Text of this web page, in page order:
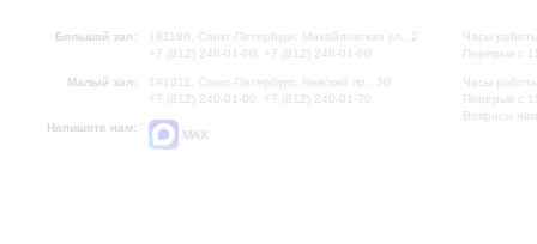
Большой зал:
191186, Санкт-Петербург, Михайловская ул., 2
+7 (812) 240-01-00, +7 (812) 240-01-80
Малый зал:
191011, Санкт-Петербург, Невский пр., 30
+7 (812) 240-01-00, +7 (812) 240-01-70
Напишите нам:
MAX
Часы
Перерыв с
Часы
Перерыв с
Вопросы